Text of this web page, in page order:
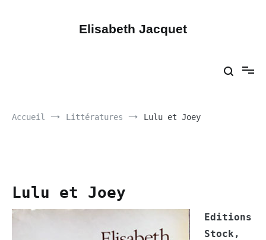
Elisabeth Jacquet
Accueil Littératures Lulu et Joey
Lulu et Joey
Editions
Stock,